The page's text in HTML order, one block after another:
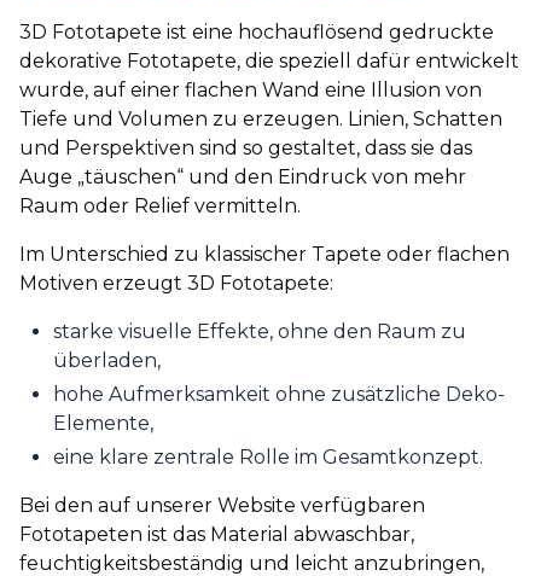
3D Fototapete ist eine hochauflösend gedruckte
dekorative Fototapete, die speziell dafür entwickelt
wurde, auf einer flachen Wand eine Illusion von
Tiefe und Volumen zu erzeugen. Linien, Schatten
und Perspektiven sind so gestaltet, dass sie das
Auge „täuschen“ und den Eindruck von mehr
Raum oder Relief vermitteln.
Im Unterschied zu klassischer Tapete oder flachen
Motiven erzeugt 3D Fototapete:
starke visuelle Effekte, ohne den Raum zu
überladen,
hohe Aufmerksamkeit ohne zusätzliche Deko-
Elemente,
eine klare zentrale Rolle im Gesamtkonzept.
Bei den auf unserer Website verfügbaren
Fototapeten ist das Material abwaschbar,
feuchtigkeitsbeständig und leicht anzubringen,